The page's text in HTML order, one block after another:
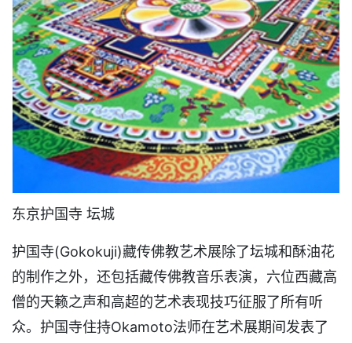
东京护国寺 坛城
护国寺(Gokokuji)藏传佛教艺术展除了坛城和酥油花
的制作之外，还包括藏传佛教音乐表演，六位西藏高
僧的天籁之声和高超的艺术表现技巧征服了所有听
众。护国寺住持Okamoto法师在艺术展期间发表了